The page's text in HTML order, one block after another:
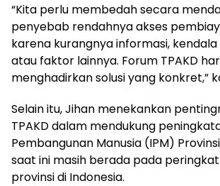
“Kita perlu membedah secara
penyebab rendahnya akses
karena kurangnya informasi,
atau faktor lainnya. Forum TPAKD
menghadirkan solusi yang konkret,”
Selain itu, Jihan menekankan
TPAKD dalam mendukung
Pembangunan Manusia (IPM)
saat ini masih berada pada
provinsi di Indonesia.